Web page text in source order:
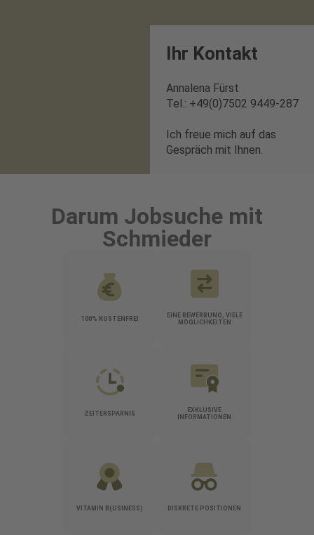
Ihr Kontakt
Annalena Fürst
Tel.: +49(0)7502 9449-287
Ich freue mich auf das
Gespräch mit Ihnen.
Darum Jobsuche mit
Schmieder
100% KOSTENFREI
EINE BEWERBUNG, VIELE
MÖGLICHKEITEN
ZEITERSPARNIS
EXKLUSIVE
INFORMATIONEN
VITAMIN B(USINESS) DISKRETE POSITIONEN